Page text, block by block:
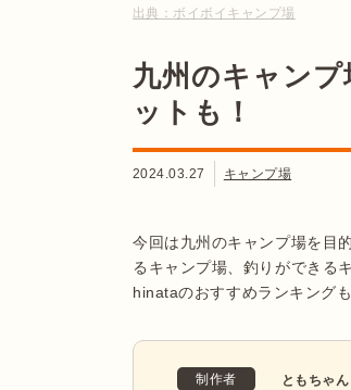
出典： ボイボイキャンプ場
九州のキャン
ットも！
2024.03.27 キャンプ場
今回は九州のキャンプ場を目
るキャンプ場、釣りができる
hinataのおすすめランキング
制作者 ともちゃん